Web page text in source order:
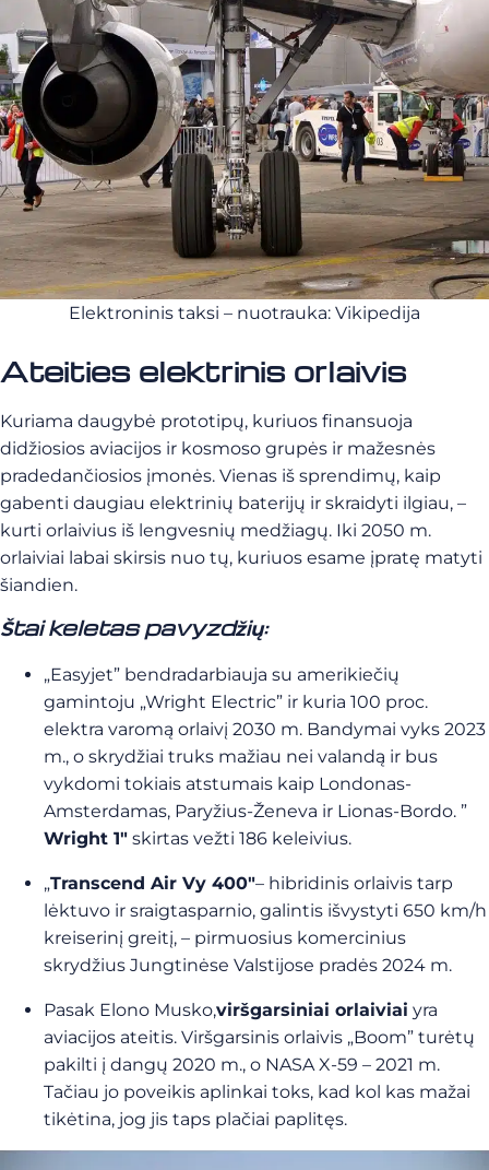
Elektroninis taksi – nuotrauka: Vikipedija
Ateities elektrinis orlaivis
Kuriama daugybė prototipų, kuriuos finansuoja
didžiosios aviacijos ir kosmoso grupės ir mažesnės
pradedančiosios įmonės. Vienas iš sprendimų, kaip
gabenti daugiau elektrinių baterijų ir skraidyti ilgiau, –
kurti orlaivius iš lengvesnių medžiagų. Iki 2050 m.
orlaiviai labai skirsis nuo tų, kuriuos esame įpratę matyti
šiandien.
Štai keletas pavyzdžių:
„Easyjet” bendradarbiauja su amerikiečių
gamintoju „Wright Electric” ir kuria 100 proc.
elektra varomą orlaivį 2030 m. Bandymai vyks 2023
m., o skrydžiai truks mažiau nei valandą ir bus
vykdomi tokiais atstumais kaip Londonas-
Amsterdamas, Paryžius-Ženeva ir Lionas-Bordo. ”
Wright 1″ skirtas vežti 186 keleivius.
„Transcend Air Vy 400″– hibridinis orlaivis tarp
lėktuvo ir sraigtasparnio, galintis išvystyti 650 km/h
kreiserinį greitį, – pirmuosius komercinius
skrydžius Jungtinėse Valstijose pradės 2024 m.
Pasak Elono Musko,viršgarsiniai orlaiviai yra
aviacijos ateitis. Viršgarsinis orlaivis „Boom” turėtų
pakilti į dangų 2020 m., o NASA X-59 – 2021 m.
Tačiau jo poveikis aplinkai toks, kad kol kas mažai
tikėtina, jog jis taps plačiai paplitęs.